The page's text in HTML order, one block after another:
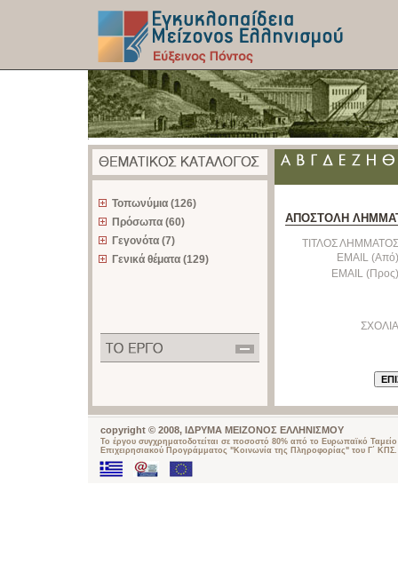
Τοπωνύμια (126)
Πρόσωπα (60)
Γεγονότα (7)
Γενικά θέματα (129)
ΑΠΟΣΤΟΛΗ
ΤΙΤΛΟΣ
EMAIL
EMAIL
copyright © 2008, ΙΔΡΥΜΑ ΜΕΙΖΟΝΟΣ ΕΛΛΗΝΙΣΜΟΥ
Το έργου συγχρηματοδοτείται σε ποσοστό 80% από το Ευρωπαϊκό
Επιχειρησιακού Προγράμματος "Κοινωνία της Πληροφορίας" του Γ΄ ΚΠΣ.